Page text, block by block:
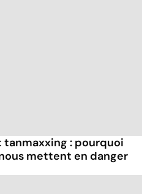
: pourquoi
mettent en danger